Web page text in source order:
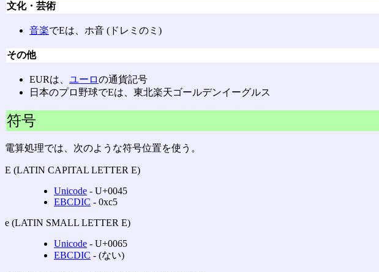
文化・芸術
音楽でEは、ホ音 (ドレミのミ)
その他
EURは、 ユーロの通貨記号
日本のプロ野球でEは、東北楽天ゴールデンイーグルス
符号
電算処理では、次のような符号位置を使う。
E (LATIN CAPITAL LETTER E)
Unicode ‐ U+0045
EBCDIC ‐ 0xc5
e (LATIN SMALL LETTER E)
Unicode ‐ U+0065
EBCDIC ‐ (ない)